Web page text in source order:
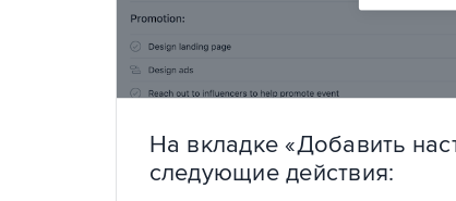
На вкладке «Добавить
следующие действия: